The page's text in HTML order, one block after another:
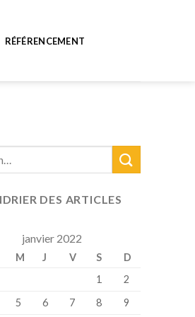
RÉFÉRENCEMENT
DES ARTICLES
janvier 2022
M J V S
D
1
2
5 6 7 8
9